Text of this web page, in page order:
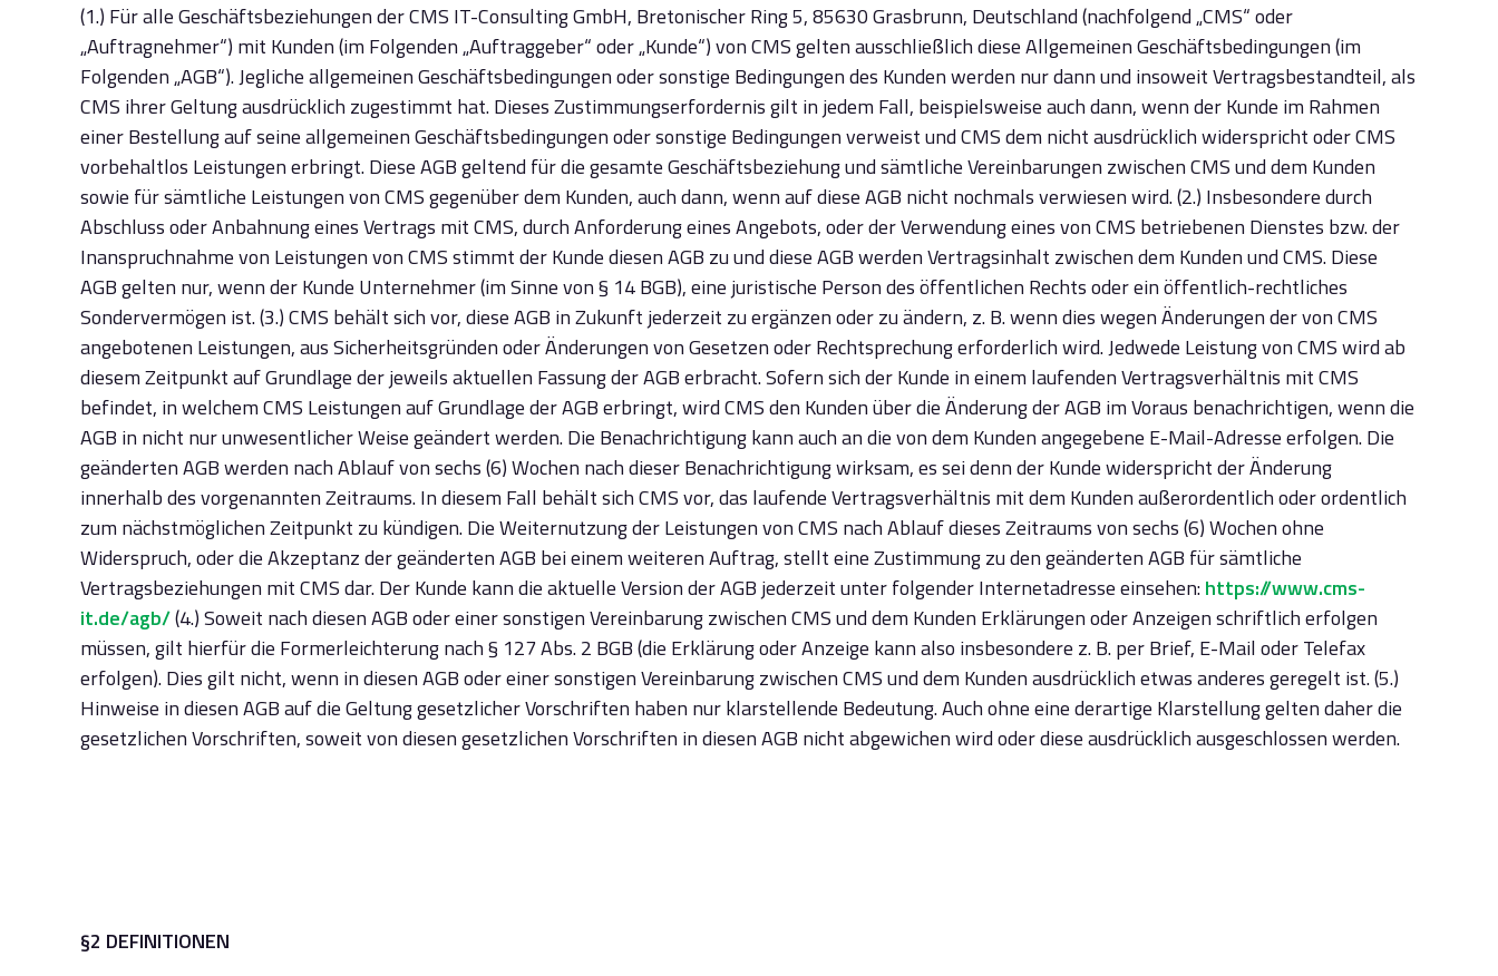
(1.) Für alle Geschäftsbeziehungen der CMS IT-Consulting GmbH, Bretonischer Ring 5, 85630 Grasbrunn, Deutschland (nachfolgend „CMS“ oder
„Auftragnehmer“) mit Kunden (im Folgenden „Auftraggeber“ oder „Kunde“) von CMS gelten ausschließlich diese Allgemeinen Geschäftsbedingungen (im
Folgenden „AGB“). Jegliche allgemeinen Geschäftsbedingungen oder sonstige Bedingungen des Kunden werden nur dann und insoweit Vertragsbestandteil, als
CMS ihrer Geltung ausdrücklich zugestimmt hat. Dieses Zustimmungserfordernis gilt in jedem Fall, beispielsweise auch dann, wenn der Kunde im Rahmen
einer Bestellung auf seine allgemeinen Geschäftsbedingungen oder sonstige Bedingungen verweist und CMS dem nicht ausdrücklich widerspricht oder CMS
vorbehaltlos Leistungen erbringt. Diese AGB geltend für die gesamte Geschäftsbeziehung und sämtliche Vereinbarungen zwischen CMS und dem Kunden
sowie für sämtliche Leistungen von CMS gegenüber dem Kunden, auch dann, wenn auf diese AGB nicht nochmals verwiesen wird. (2.) Insbesondere durch
Abschluss oder Anbahnung eines Vertrags mit CMS, durch Anforderung eines Angebots, oder der Verwendung eines von CMS betriebenen Dienstes bzw. der
Inanspruchnahme von Leistungen von CMS stimmt der Kunde diesen AGB zu und diese AGB werden Vertragsinhalt zwischen dem Kunden und CMS. Diese
AGB gelten nur, wenn der Kunde Unternehmer (im Sinne von § 14 BGB), eine juristische Person des öffentlichen Rechts oder ein öffentlich-rechtliches
Sondervermögen ist. (3.) CMS behält sich vor, diese AGB in Zukunft jederzeit zu ergänzen oder zu ändern, z. B. wenn dies wegen Änderungen der von CMS
angebotenen Leistungen, aus Sicherheitsgründen oder Änderungen von Gesetzen oder Rechtsprechung erforderlich wird. Jedwede Leistung von CMS wird ab
diesem Zeitpunkt auf Grundlage der jeweils aktuellen Fassung der AGB erbracht. Sofern sich der Kunde in einem laufenden Vertragsverhältnis mit CMS
befindet, in welchem CMS Leistungen auf Grundlage der AGB erbringt, wird CMS den Kunden über die Änderung der AGB im Voraus benachrichtigen, wenn die
AGB in nicht nur unwesentlicher Weise geändert werden. Die Benachrichtigung kann auch an die von dem Kunden angegebene E-Mail-Adresse erfolgen. Die
geänderten AGB werden nach Ablauf von sechs (6) Wochen nach dieser Benachrichtigung wirksam, es sei denn der Kunde widerspricht der Änderung
innerhalb des vorgenannten Zeitraums. In diesem Fall behält sich CMS vor, das laufende Vertragsverhältnis mit dem Kunden außerordentlich oder ordentlich
zum nächstmöglichen Zeitpunkt zu kündigen. Die Weiternutzung der Leistungen von CMS nach Ablauf dieses Zeitraums von sechs (6) Wochen ohne
Widerspruch, oder die Akzeptanz der geänderten AGB bei einem weiteren Auftrag, stellt eine Zustimmung zu den geänderten AGB für sämtliche
Vertragsbeziehungen mit CMS dar. Der Kunde kann die aktuelle Version der AGB jederzeit unter folgender Internetadresse einsehen:https://www.cms-
it.de/agb/(4.) Soweit nach diesen AGB oder einer sonstigen Vereinbarung zwischen CMS und dem Kunden Erklärungen oder Anzeigen schriftlich erfolgen
müssen, gilt hierfür die Formerleichterung nach § 127 Abs. 2 BGB (die Erklärung oder Anzeige kann also insbesondere z. B. per Brief, E-Mail oder Telefax
erfolgen). Dies gilt nicht, wenn in diesen AGB oder einer sonstigen Vereinbarung zwischen CMS und dem Kunden ausdrücklich etwas anderes geregelt ist. (5.)
Hinweise in diesen AGB auf die Geltung gesetzlicher Vorschriften haben nur klarstellende Bedeutung. Auch ohne eine derartige Klarstellung gelten daher die
gesetzlichen Vorschriften, soweit von diesen gesetzlichen Vorschriften in diesen AGB nicht abgewichen wird oder diese ausdrücklich ausgeschlossen werden.
§2 DEFINITIONEN